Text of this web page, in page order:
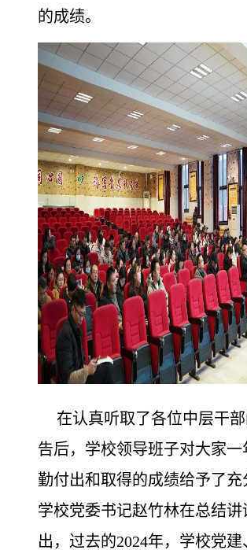
的成绩。
在认真听取了各位中层干
告后，学校领导班子对大家一
勤付出和取得的成绩给予了充
学校党委书记赵竹林在总结讲
出，过去的2024年，学校党建